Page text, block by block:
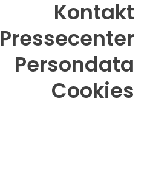
Kontakt
Pressecenter
Persondata
Cookies